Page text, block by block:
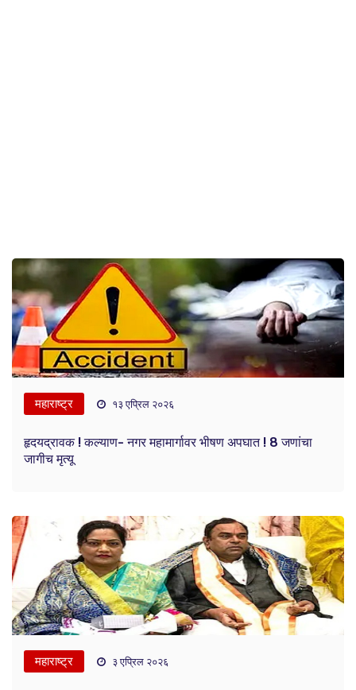
महाराष्ट्र १३ एप्रिल २०२६
हृदयद्रावक ! कल्याण- नगर महामार्गावर भीषण अपघात ! 8 जणांचा
जागीच मृत्यू
महाराष्ट्र ३ एप्रिल २०२६